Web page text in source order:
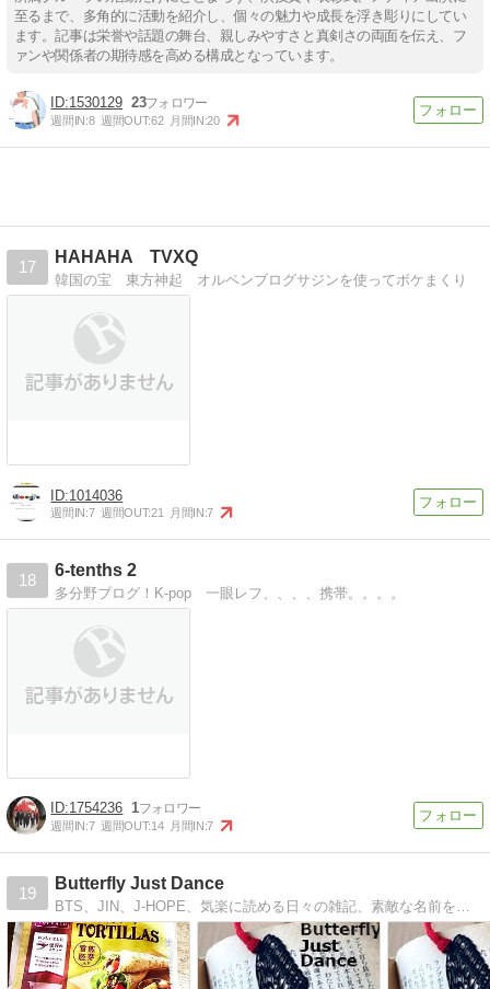
至るまで、多角的に活動を紹介し、個々の魅力や成長を浮き彫りにしてい
ます。記事は栄誉や話題の舞台、親しみやすさと真剣さの両面を伝え、フ
ァンや関係者の期待感を高める構成となっています。
1530129 23
週間IN:8 週間OUT:62 月間IN:20
17
HAHAHA TVXQ
韓国の宝 東方神起 オルペンブログサジンを使ってボケまくり
1014036
週間IN:7 週間OUT:21 月間IN:7
18
6-tenths 2
多分野ブログ！K-pop 一眼レフ、、、、携帯。。。。
1754236 1
週間IN:7 週間OUT:14 月間IN:7
19
Butterfly Just Dance
BTS、JIN、J-HOPE、気楽に読める日々の雑記、素敵な名前を持つ小さな庭、薔薇、ベランダ園芸、好きな音楽の紹介、ファッション雑誌でみたこと。毎週日曜は「日曜版」と称して穏やかな内容の雑記を更新中。公開は昼の1時です。不定期更新。